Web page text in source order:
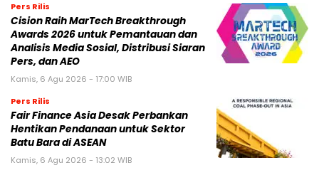
Pers Rilis
Cision Raih MarTech Breakthrough
Awards 2026 untuk Pemantauan dan
Analisis Media Sosial, Distribusi Siaran
Pers, dan AEO
Kamis, 6 Agu 2026 - 17:00 WIB
Pers Rilis
Fair Finance Asia Desak Perbankan
Hentikan Pendanaan untuk Sektor
Batu Bara di ASEAN
Kamis, 6 Agu 2026 - 13:02 WIB